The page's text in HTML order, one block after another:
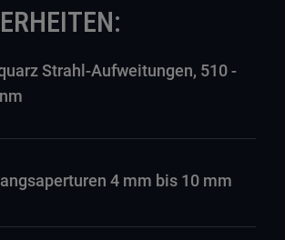
Strahl-Aufweitungen, 510 -
4 mm bis 10 mm